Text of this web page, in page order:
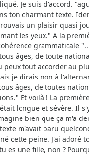
Je suis d'accord.
ton charmant texte.
un plaisir quasi
les yeux." A la
grammaticale
âges, de toute
peux tout accorder au
je dirais non à
âges, de toutes
Et voilà ! La
longue et sévère. Il
bien que ça m'a
m'avait paru
cette peine. J'ai adoré
es une fille, non ?